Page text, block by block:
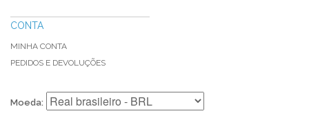
CONTA
MINHA CONTA
PEDIDOS E DEVOLUÇÕES
Moeda: